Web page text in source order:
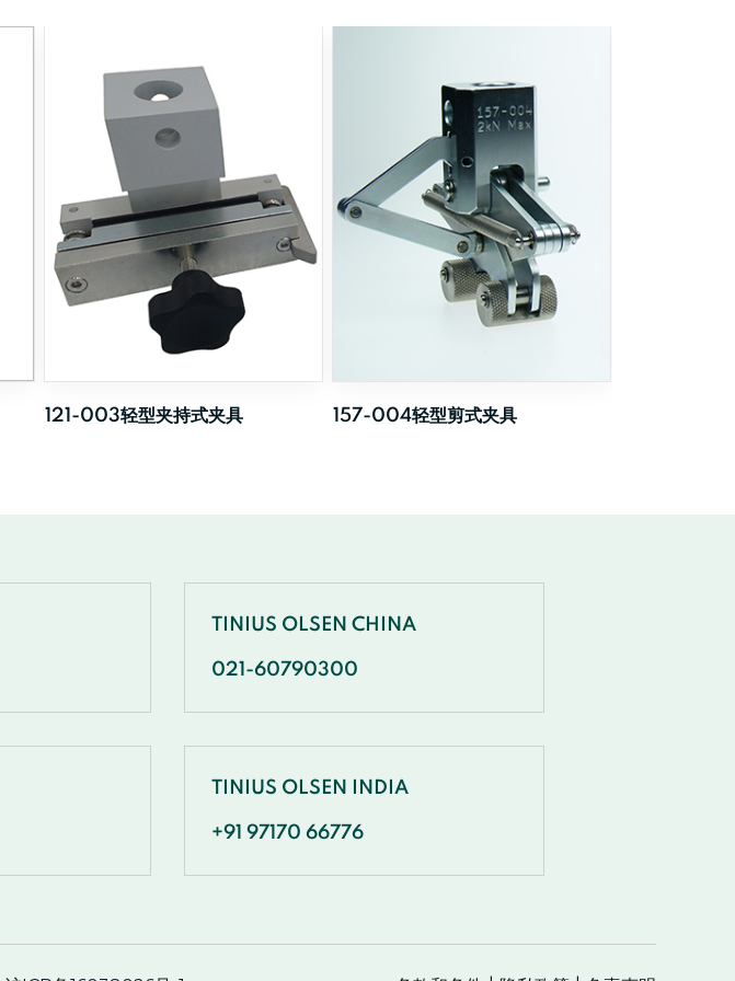
121-003轻型夹持式夹具 157-004轻型剪式夹具
TINIUS OLSEN CHINA
021-60790300
TINIUS OLSEN INDIA
+91 97170 66776